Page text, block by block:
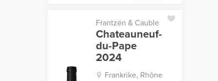
Frantzén & Cauble
Chateauneuf-
du-Pape
2024
Frankrike, Rhône